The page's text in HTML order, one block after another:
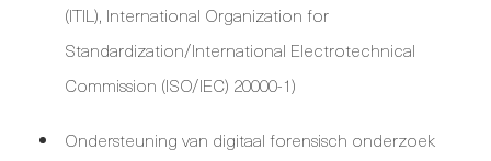
(ITIL), International Organization for
Standardization/International Electrotechnical
Commission (ISO/IEC) 20000-1)
Ondersteuning van digitaal forensisch onderzoek